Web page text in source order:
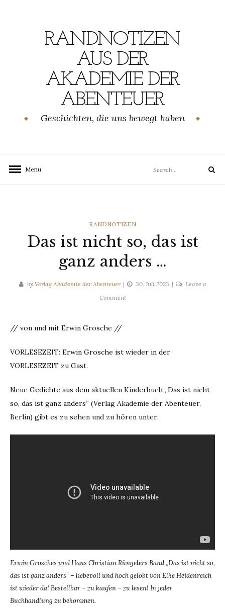
RANDNOTIZEN
AUS DER
AKADEMIE DER
ABENTEUER
Geschichten, die uns bewegt haben
Menu
for:
Search
CATEGORIES
RANDNOTIZEN
Das ist nicht so, das ist
ganz anders …
by Verlag Akademie der Abenteuer 30. Juli 2023
Leave a
Commenton
das
anders
// von und mit Erwin Grosche //
VORLESEZEIT: Erwin Grosche ist wieder in der
VORLESEZEIT zu Gast.
Neue Gedichte aus dem aktuellen Kinderbuch „Das ist nicht
so, das ist ganz anders“ (Verlag Akademie der Abenteuer,
Berlin) gibt es zu sehen und zu hören unter:
Erwin Grosches und Hans Christian Rüngelers Band „Das ist nicht so,
das ist ganz anders“ – liebevoll und hoch gelobt von Elke Heidenreich
ist wieder da! Bestellbar – zu kaufen – zu lesen! In jeder
Buchhandlung zu bekommen.